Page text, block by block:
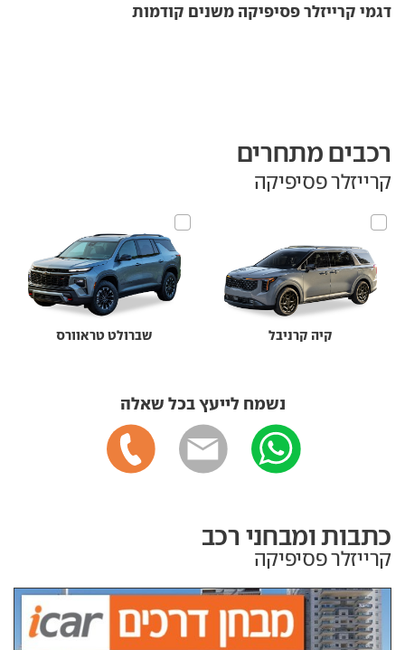
דגמי קרייזלר פסיפיקה משנים קודמות
רכבים מתחרים
קרייזלר פסיפיקה
קיה קרניבל שברולט טראוורס
נשמח לייעץ בכל שאלה
כתבות ומבחני רכב
קרייזלר פסיפיקה